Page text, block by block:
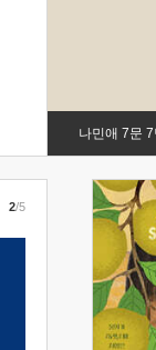
나민애 7문
2/5